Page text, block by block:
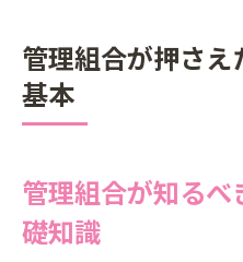
管理組合が押さ
基本
管理組合が知る
礎知識